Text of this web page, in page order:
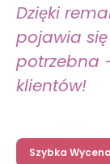
Dzięki
pojawia
potrzebna
klientów!
Szybka Wycena